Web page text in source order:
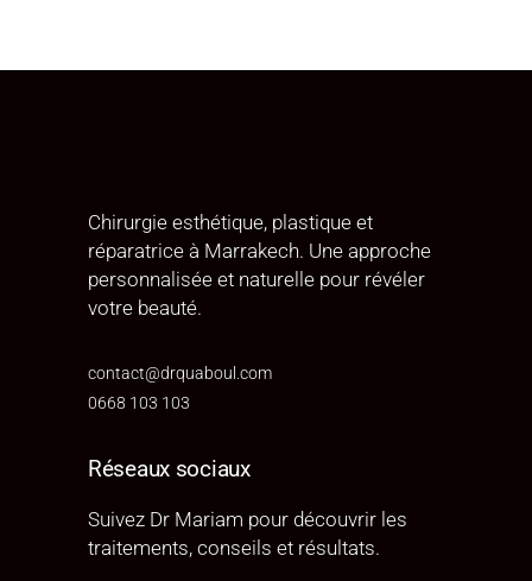
Chirurgie esthétique, plastique et
réparatrice à Marrakech. Une approche
personnalisée et naturelle pour révéler
votre beauté.
contact@drquaboul.com
0668 103 103
Réseaux sociaux
Suivez Dr Mariam pour découvrir les
traitements, conseils et résultats.